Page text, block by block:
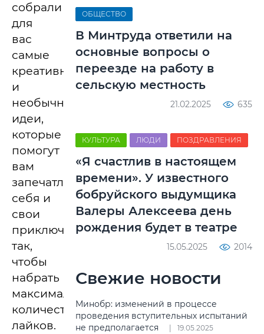
собрали
для
вас
самые
креативные
и
необычные
идеи,
которые
помогут
вам
запечатлеть
себя и
свои
приключения
так,
чтобы
набрать
максимальное
количество
лайков.
ОБЩЕСТВО
В Минтруда ответили на
основные вопросы о
переезде на работу в
сельскую местность
21.02.2025 635
КУЛЬТУРА ЛЮДИ ПОЗДРАВЛЕНИЯ
«Я счастлив в настоящем
времени». У известного
бобруйского выдумщика
Валеры Алексеева день
рождения будет в театре
15.05.2025 2014
Свежие новости
Минобр: изменений в процессе
проведения вступительных испытаний
не предполагается
19.05.2025